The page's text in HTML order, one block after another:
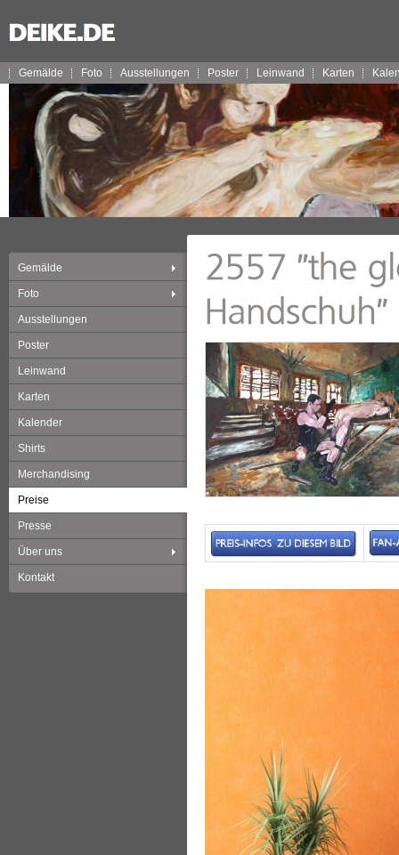
Gemälde Foto Ausstellungen Poster Leinwand Karten
Gemälde
Foto
Ausstellungen
Poster
Leinwand
Karten
Kalender
Shirts
Merchandising
Preise
Presse
Über uns
Kontakt